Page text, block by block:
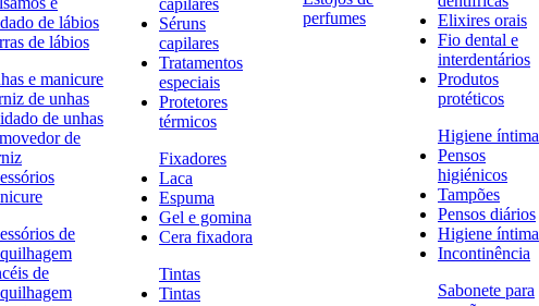
de lábios
de lábios
e manicure
de unhas
de unhas
de
de
de
capilares
Séruns
capilares
Tratamentos
especiais
Protetores
térmicos
Fixadores
Laca
Espuma
Gel e gomina
Cera fixadora
Tintas
Tintas
perfumes
Elixires orais
Fio dental e
interdentários
Produtos
protéticos
Higiene íntima
Pensos
higiénicos
Tampões
Pensos diários
Higiene íntima
Incontinência
Sabonete para